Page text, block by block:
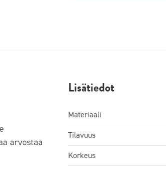
arvostaa
Lisätiedot
Materiaali
Tilavuus
Korkeus